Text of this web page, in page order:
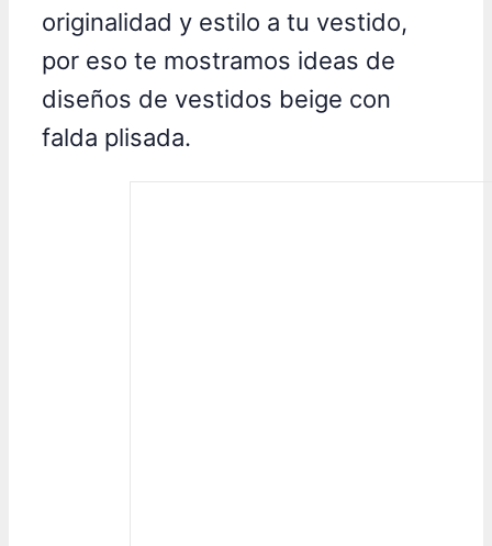
originalidad y estilo a tu vestido,
por eso te mostramos ideas de
diseños de vestidos beige con
falda plisada.